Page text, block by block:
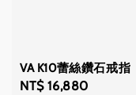
VA K10蕾絲鑽石戒指
Regular
NT$ 16,880